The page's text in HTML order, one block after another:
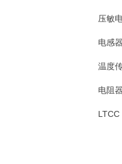
压敏
电感器
温度
电阻器
LTCC